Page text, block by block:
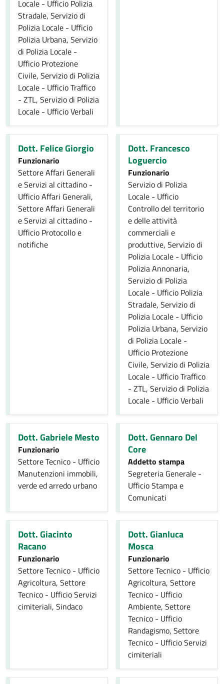
Locale - Ufficio Polizia
Stradale, Servizio di
Polizia Locale - Ufficio
Polizia Urbana, Servizio
di Polizia Locale -
Ufficio Protezione
Civile, Servizio di Polizia
Locale - Ufficio Traffico
- ZTL, Servizio di Polizia
Locale - Ufficio Verbali
Dott. Felice Giorgio
Funzionario
Settore Affari Generali
e Servizi al cittadino -
Ufficio Affari Generali,
Settore Affari Generali
e Servizi al cittadino -
Ufficio Protocollo e
notifiche
Dott. Francesco
Loguercio
Funzionario
Servizio di Polizia
Locale - Ufficio
Controllo del territorio
e delle attività
commerciali e
produttive, Servizio di
Polizia Locale - Ufficio
Polizia Annonaria,
Servizio di Polizia
Locale - Ufficio Polizia
Stradale, Servizio di
Polizia Locale - Ufficio
Polizia Urbana, Servizio
di Polizia Locale -
Ufficio Protezione
Civile, Servizio di Polizia
Locale - Ufficio Traffico
- ZTL, Servizio di Polizia
Locale - Ufficio Verbali
Dott. Gabriele Mesto
Funzionario
Settore Tecnico - Ufficio
Manutenzioni immobili,
verde ed arredo urbano
Dott. Gennaro Del
Core
Addetto stampa
Segreteria Generale -
Ufficio Stampa e
Comunicati
Dott. Giacinto
Racano
Funzionario
Settore Tecnico - Ufficio
Agricoltura, Settore
Tecnico - Ufficio Servizi
cimiteriali, Sindaco
Dott. Gianluca
Mosca
Funzionario
Settore Tecnico - Ufficio
Agricoltura, Settore
Tecnico - Ufficio
Ambiente, Settore
Tecnico - Ufficio
Randagismo, Settore
Tecnico - Ufficio Servizi
cimiteriali